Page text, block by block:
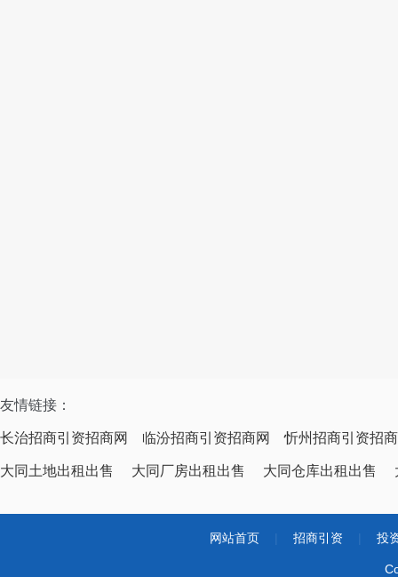
友情链接：
长治招商引资招商网 临汾招商引资招商网 忻州招商引资招
大同土地出租出售 大同厂房出租出售 大同仓库出租出售
网站首页 招商引资 投